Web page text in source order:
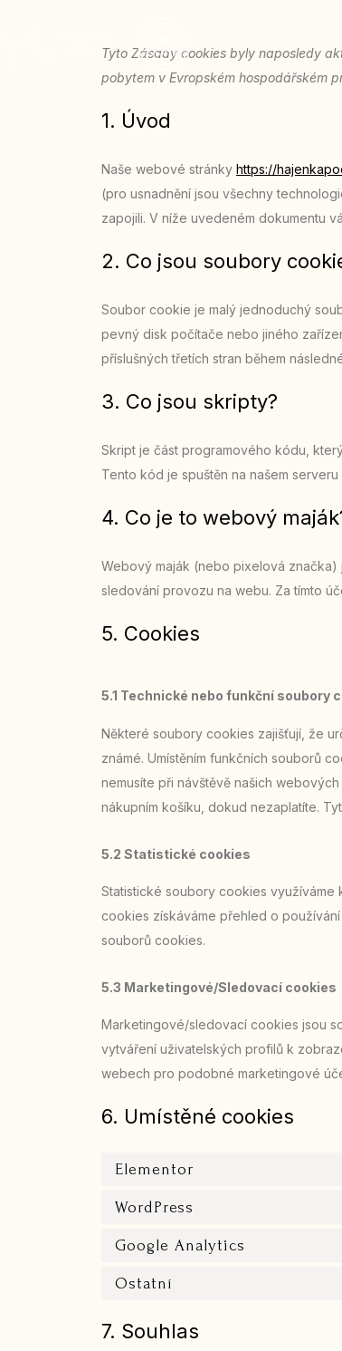
Tyto Zásady cookies byly naposledy
pobytem v Evropském hospodářském
1. Úvod
Naše webové stránky https://
(pro usnadnění jsou všechny
zapojili. V níže uvedeném dokumentu
2. Co jsou soubory
Soubor cookie je malý jednoduchý
pevný disk počítače nebo jiného
příslušných třetích stran během
3. Co jsou skripty?
Skript je část programového kódu,
Tento kód je spuštěn na našem
4. Co je to webový
Webový maják (nebo pixelová
sledování provozu na webu. Za tímto
5. Cookies
5.1 Technické nebo funkční soubory
Některé soubory cookies zajišťují, že
známé. Umístěním funkčních souborů
nemusíte při návštěvě našich
nákupním košíku, dokud nezaplatíte.
5.2 Statistické cookies
Statistické soubory cookies využíváme
cookies získáváme přehled o
souborů cookies.
5.3 Marketingové/Sledovací cookies
Marketingové/sledovací cookies jsou
vytváření uživatelských profilů k
webech pro podobné marketingové
6. Umístěné cookies
Elementor
WordPress
Google Analytics
Ostatní
7. Souhlas